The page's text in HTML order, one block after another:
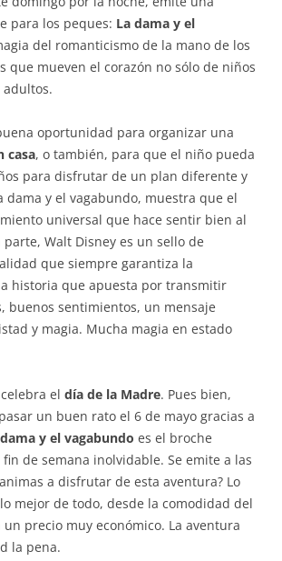
para los peques: La dama y el
del romanticismo de la mano de los
que mueven el corazón no sólo de niños
oportunidad para organizar una
casa, o también, para que el niño pueda
para disfrutar de un plan diferente y
dama y el vagabundo, muestra que el
universal que hace sentir bien al
Walt Disney es un sello de
que siempre garantiza la
historia que apuesta por transmitir
buenos sentimientos, un mensaje
y magia. Mucha magia en estado
el día de la Madre. Pues bien,
un buen rato el 6 de mayo gracias a
y el vagabundo es el broche
de semana inolvidable. Se emite a las
a disfrutar de esta aventura? Lo
mejor de todo, desde la comodidad del
un precio muy económico. La aventura
la pena.